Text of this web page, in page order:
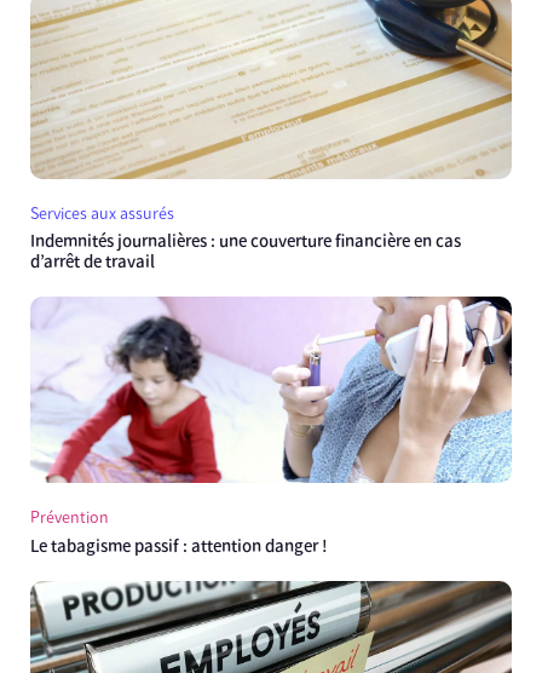
Services aux assurés
Indemnités journalières : une couverture financière en cas
d’arrêt de travail
Prévention
Le tabagisme passif : attention danger !